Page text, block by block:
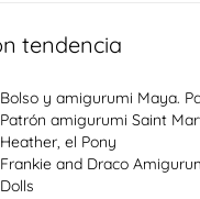
tendencia
Bolso y amigurumi Maya.
Patrón amigurumi Saint
Heather, el Pony
Frankie and Draco
Dolls